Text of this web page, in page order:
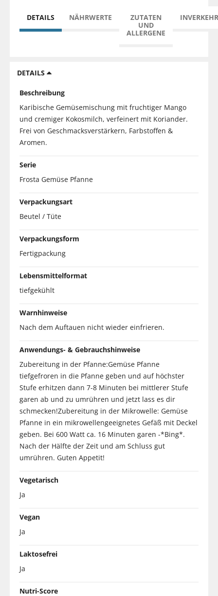
DETAILS NÄHRWERTE
ZUTATEN
UND
ALLERGENE
DETAILS
Beschreibung
Karibische Gemüsemischung mit fruchtiger Mango
und cremiger Kokosmilch, verfeinert mit Koriander.
Frei von Geschmacksverstärkern, Farbstoffen &
Aromen.
Serie
Frosta Gemüse Pfanne
Verpackungsart
Beutel / Tüte
Verpackungsform
Fertigpackung
Lebensmittelformat
tiefgekühlt
Warnhinweise
Nach dem Auftauen nicht wieder einfrieren.
Anwendungs- & Gebrauchshinweise
Zubereitung in der Pfanne:Gemüse Pfanne
tiefgefroren in die Pfanne geben und auf höchster
Stufe erhitzen dann 7-8 Minuten bei mittlerer Stufe
garen ab und zu umrühren und jetzt lass es dir
schmecken!Zubereitung in der Mikrowelle: Gemüse
Pfanne in ein mikrowellengeeignetes Gefäß mit Deckel
geben. Bei 600 Watt ca. 16 Minuten garen -*Bing*.
Nach der Hälfte der Zeit und am Schluss gut
umrühren. Guten Appetit!
Vegetarisch
Ja
Vegan
Ja
Laktosefrei
Ja
Nutri-Score